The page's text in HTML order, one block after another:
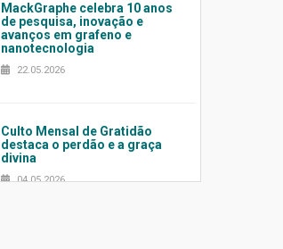
MackGraphe celebra 10 anos
de pesquisa, inovação e
avanços em grafeno e
nanotecnologia
22.05.2026
Culto Mensal de Gratidão
destaca o perdão e a graça
divina
04.05.2026